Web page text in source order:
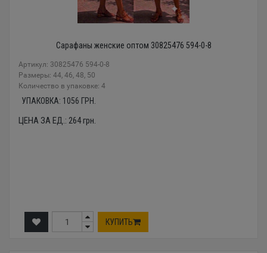
Сарафаны женские оптом 30825476 594-0-8
Артикул: 30825476 594-0-8
Размеры: 44, 46, 48, 50
Количество в упаковке: 4
УПАКОВКА: 1056 ГРН.
ЦЕНА ЗА ЕД.: 264грн.
КУПИТЬ